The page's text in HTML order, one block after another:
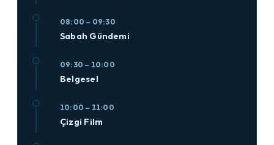
08:00 – 09:30
Sabah Gündemi
09:30 – 10:00
Belgesel
10:00 – 11:00
Çizgi Film